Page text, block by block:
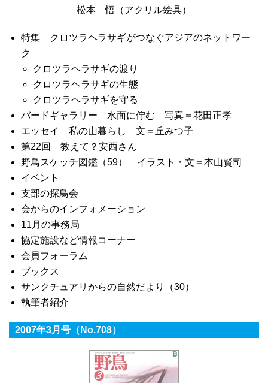
松本 悟（アクリル絵具）
特集 クロツラヘラサギがつなぐアジアのネットワー
ク
クロツラヘラサギの渡り
クロツラヘラサギの生態
クロツラヘラサギを守る
バードギャラリー 水面に佇む 写真＝花田正孝
エッセイ 私の山暮らし 文＝丘みつ子
第22回 教えて？安西さん
野鳥スケッチ図鑑（59） イラスト・文＝本山賢司
イベント
支部の探鳥会
会からのインフォメーション
11月の事務局
協定施設など情報コーナー
会員フォーラム
ブックス
サンクチュアリからの自然だより（30）
執筆者紹介
2007年3月号（No.708）